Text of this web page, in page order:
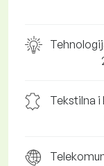
Tekstilna